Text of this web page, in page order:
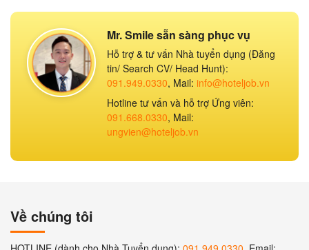
Mr. Smile sẵn sàng phục vụ
Hỗ trợ & tư vấn Nhà tuyển dụng (Đăng
tin/ Search CV/ Head Hunt):
091.949.0330, Mail: info@hoteljob.vn
Hotline tư vấn và hỗ trợ Ứng viên:
091.668.0330, Mail:
ungvien@hoteljob.vn
Về chúng tôi